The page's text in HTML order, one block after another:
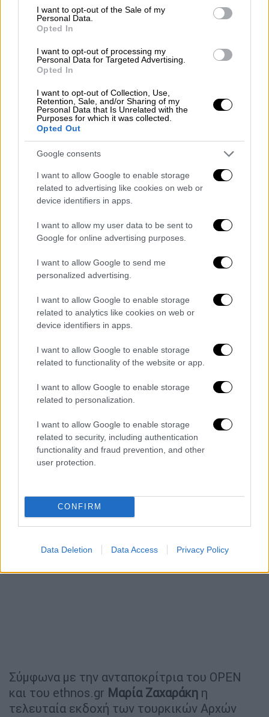
consent section.
I want to opt-out of the Sale of my
Personal Data.
Opted In
I want to opt-out of processing my
Personal Data for Targeted Advertising.
Opted In
I want to opt-out of Collection, Use,
Retention, Sale, and/or Sharing of my
Personal Data that Is Unrelated with the
Purposes for which it was collected.
Opted Out
Google consents
I want to allow Google to enable storage
related to advertising like cookies on web or
device identifiers in apps.
I want to allow my user data to be sent to
Google for online advertising purposes.
I want to allow Google to send me
personalized advertising.
I want to allow Google to enable storage
related to analytics like cookies on web or
device identifiers in apps.
I want to allow Google to enable storage
related to functionality of the website or app.
I want to allow Google to enable storage
related to personalization.
I want to allow Google to enable storage
related to security, including authentication
functionality and fraud prevention, and other
user protection.
CONFIRM
Data Deletion Data Access Privacy Policy
bomberpic.twitter.com/WDRklpdjYs
November 14, 2022
χάσει τη ζωή τους έξι άνθρωποι και άλλοι
τραυματίστηκαν. Οι τουρκικές Αρχές
ανακοίνωσαν ότι νεκροί από την επίθεση
είναι δύο άνδρες, δύο γυναίκες και δύο
, όλοι τους
είναι ένας άνδρας 34 ετών με την κόρη του
και μία 38χρονη με την 15χρονη κόρη της. Το
μεγαλύτερο σε ηλικία θύμα είναι
η γυναίκα του27 ετών.
Σύμφωνα με την ανταποκρίτρια του OPEN
και του ethnos.gr Μαρία Ζαχαράκη η
τελευταία εκδοχή των τουρκικών Αρχών